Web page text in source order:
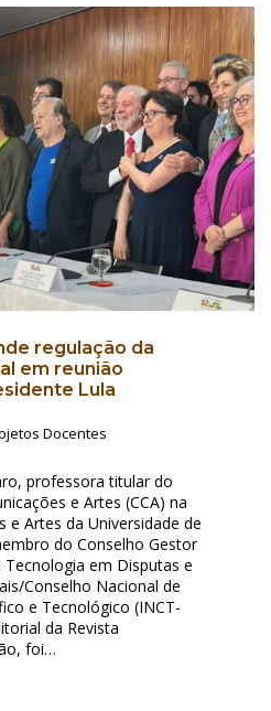
regulação da
em reunião
Lula
Docentes
professora titular do
e Artes (CCA) na
e Artes da Universidade de
do Conselho Gestor
em Disputas e
Conselho Nacional de
e Tecnológico (INCT-
da Revista
foi…